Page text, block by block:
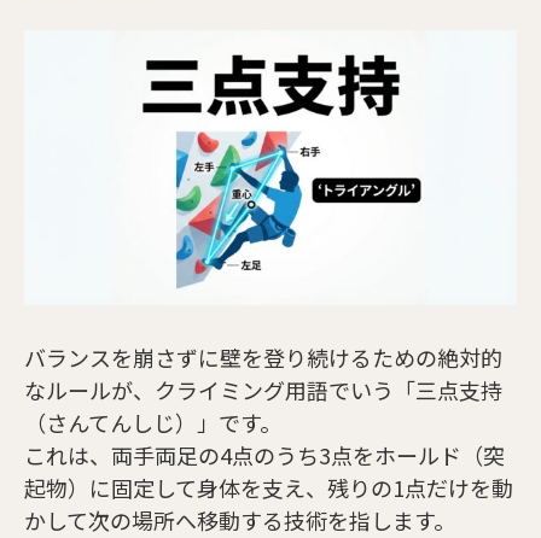
バランスを崩さずに壁を登り続けるための絶対的
なルールが、クライミング用語でいう「三点支持
（さんてんしじ）」です。
これは、両手両足の4点のうち3点をホールド（突
起物）に固定して身体を支え、残りの1点だけを動
かして次の場所へ移動する技術を指します。